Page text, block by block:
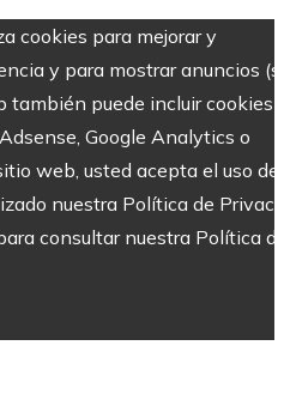
cookies para mejorar y
y para mostrar anuncios
también puede incluir cookies
Google Analytics o
web, usted acepta el uso de
nuestra Política de
consultar nuestra Política